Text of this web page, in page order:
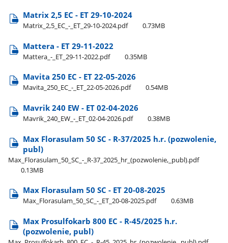
Matrix 2,5 EC - ET 29-10-2024
Matrix​_2,5​_EC​_-​_ET​_29-10-2024.pdf 0.73MB
Mattera - ET 29-11-2022
Mattera​_-​_ET​_29-11-2022.pdf 0.35MB
Mavita 250 EC - ET 22-05-2026
Mavita​_250​_EC​_-​_ET​_22-05-2026.pdf 0.54MB
Mavrik 240 EW - ET 02-04-2026
Mavrik​_240​_EW​_-​_ET​_02-04-2026.pdf 0.38MB
Max Florasulam 50 SC - R-37/2025 h.r. (pozwolenie,
publ)
Max​_Florasulam​_50​_SC​_-​_R-37​_2025​_hr​_(pozwolenie,​_publ).pdf
0.13MB
Max Florasulam 50 SC - ET 20-08-2025
Max​_Florasulam​_50​_SC​_-​_ET​_20-08-2025.pdf 0.63MB
Max Prosulfokarb 800 EC - R-45/2025 h.r.
(pozwolenie, publ)